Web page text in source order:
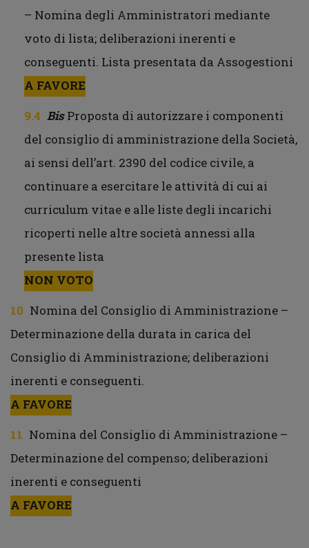
– Nomina degli Amministratori mediante
voto di lista; deliberazioni inerenti e
conseguenti. Lista presentata da Assogestioni
A FAVORE
BisProposta di autorizzare i componenti
del consiglio di amministrazione della Società,
ai sensi dell’art. 2390 del codice civile, a
continuare a esercitare le attività di cui ai
curriculum vitae e alle liste degli incarichi
ricoperti nelle altre società annessi alla
presente lista
NON VOTO
Nomina del Consiglio di Amministrazione –
Determinazione della durata in carica del
Consiglio di Amministrazione; deliberazioni
inerenti e conseguenti.
A FAVORE
Nomina del Consiglio di Amministrazione –
Determinazione del compenso; deliberazioni
inerenti e conseguenti
A FAVORE